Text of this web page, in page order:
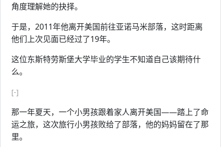
角度理解她的抉择。
于是，2011年他离开美国前往亚诺马米部落，这时距离
他们上次见面已经过了19年。
这位东斯特劳斯堡大学毕业的学生不知道自己该期待什
么。
[-]
那一年夏天，一个小男孩跟着家人离开美国——踏上了命
运之旅，这次旅行小男孩败给了部落，他的妈妈留在了那
里。